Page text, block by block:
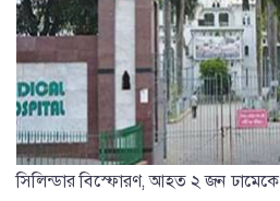
সিলিন্ডার বিস্ফোরণ, আহত ২ জন ঢামেকে